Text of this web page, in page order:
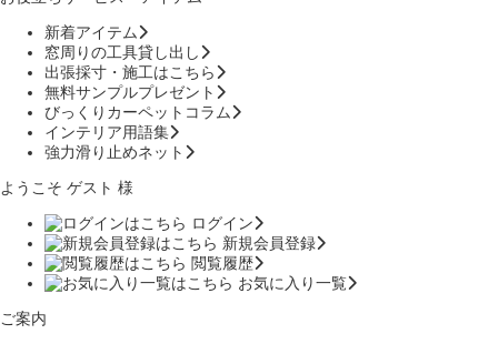
新着アイテム
窓周りの工具貸し出し
出張採寸・施工はこちら
無料サンプルプレゼント
びっくりカーペットコラム
インテリア用語集
強力滑り止めネット
ようこそ ゲスト 様
ログイン
新規会員登録
閲覧履歴
お気に入り一覧
ご案内